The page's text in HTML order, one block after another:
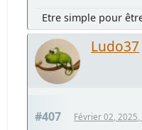
Etre simple pour
Ludo37
#407 Février 02, 2025,